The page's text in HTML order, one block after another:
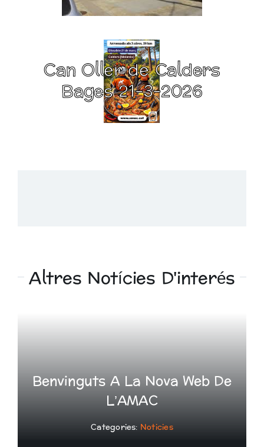
Can Oller de Calders
Bages 21-3-2026
Altres Notícies D'interés
Benvinguts A La Nova Web De
L’AMAC
Categories: Noticies